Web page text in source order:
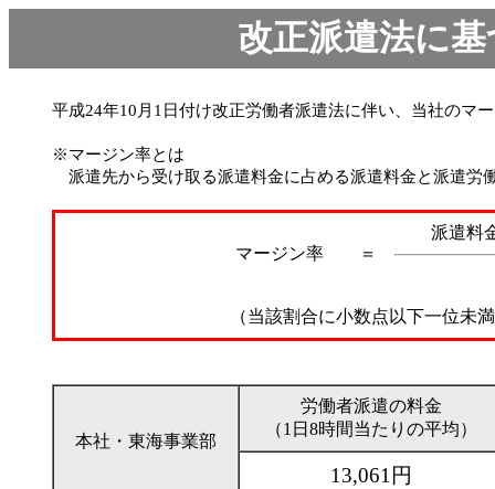
改正派遣法に
平成24年10月1日付け改正労働者派遣法に伴い、当社のマ
※マージン率とは
派遣先から受け取る派遣料金に占める派遣料金と派遣労
マージン率 ＝
派遣料
（当該割合に小数点以下一位未
本社・東海事業部
労働者派遣の料金
（1日8時間当たりの平均）
13,061円